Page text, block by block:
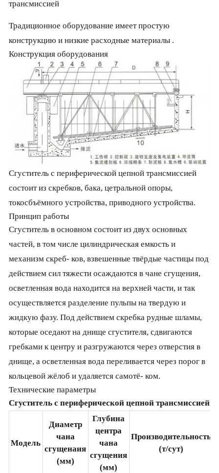
Традиционное оборудование имеет простую
конструкцию и низкие расходные материалы .
Конструкция оборудования
Сгуститель с периферической цепной трансмиссией
состоит из скребков, бака, цетральной опоры,
токосбъёмного устройства, приводного устройства.
Принцип работы
Сгуститель в основном состоит из двух основных
частей, в том числе цилиндрическая емкость и
механизм скреб- ков, взвешенные твёрдые частицы под
действием сил тяжести осаждаются в чане сгущения,
осветленная вода находится на верхней части, и так
осуществляется разделение пульпы на твердую и
жидкую фазу. Под действием скребка рудные шламы,
которые оседают на днище сгустителя, сдвигаются
гребками к центру и разгружаются через отверстия в
днище, а осветленная вода переливается через порог в
кольцевой жёлоб и удаляется самотё- ком.
Технические параметры
Сгуститель с периферической цепной трансмиссией
Модель
Диаметр
чана
сгущенаия
(мм)
Глубина
центра
чана
сгущения
(мм)
Производительность
(т/сут)